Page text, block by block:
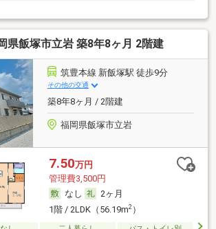
県飯塚市立岩 築8年8ヶ月 2階建
筑豊本線 新飯塚駅 徒歩9分
その他の交通
築8年8ヶ月 / 2階建
福岡県飯塚市立岩
7.50万円
管理費3,500円
なし
2ヶ月
1階 / 2LDK（56.19m2）